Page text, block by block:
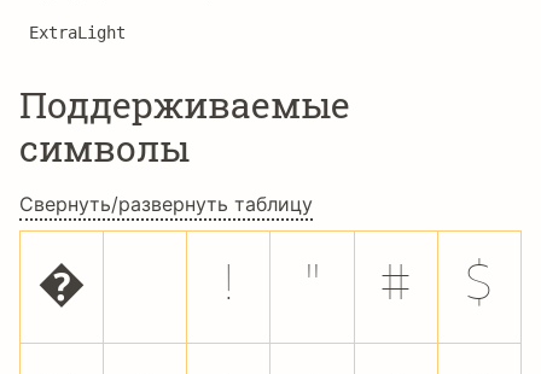
ExtraLight
Поддерживаемые
символы
Свернуть/развернуть таблицу
� ! " # $